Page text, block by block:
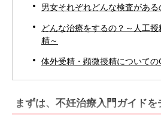
男女それぞれどんな検査がある
どんな治療をするの？～人工
精～
体外受精・顕微授精について
まずは、不妊治療入門ガイドを